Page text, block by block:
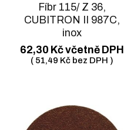
Fíbr 115/ Z 36,
CUBITRON II 987C,
inox
62,30 Kčvčetně DPH
( 51,49 Kč bez DPH )